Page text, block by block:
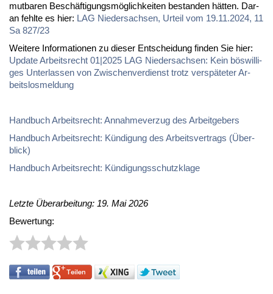
mut­ba­ren Beschäfti­gungsmöglich­kei­ten be­stan­den hätten. Dar­
an fehl­te es hier: LAG Nie­der­sach­sen, Ur­teil vom 19.11.2024, 11
Sa 827/23
Wei­te­re In­for­ma­tio­nen zu die­ser Ent­schei­dung fin­den Sie hier:
Up­date Ar­beits­recht 01|2025 LAG Nie­der­sach­sen: Kein böswil­li­
ges Un­ter­las­sen von Zwi­schen­ver­dienst trotz ver­späte­ter Ar­
beits­los­mel­dung
Hand­buch Ar­beits­recht: An­nah­me­ver­zug des Ar­beit­ge­bers
Hand­buch Ar­beits­recht: Kündi­gung des Ar­beits­ver­trags (Über­
blick)
Hand­buch Ar­beits­recht: Kündi­gungs­schutz­kla­ge
Letzte Überarbeitung: 19. Mai 2026
Bewertung: